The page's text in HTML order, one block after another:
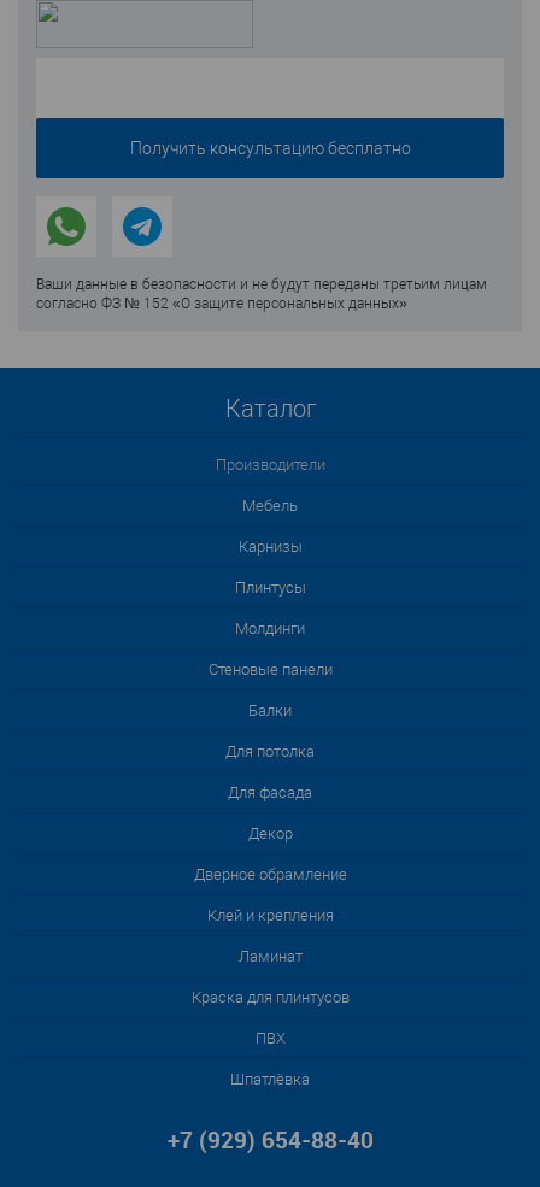
Ваши данные в безопасности и не будут переданы третьим лицам
согласно ФЗ № 152 «О защите персональных данных»
Каталог
Производители
Мебель
Карнизы
Плинтусы
Молдинги
Стеновые панели
Балки
Для потолка
Для фасада
Декор
Дверное обрамление
Клей и крепления
Ламинат
Краска для плинтусов
ПВХ
Шпатлёвка
+7 (929) 654-88-40